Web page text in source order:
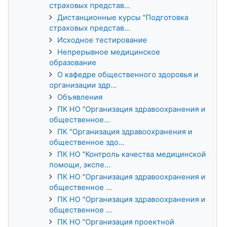
страховых представ...
Дистанционные курсы "Подготовка
страховых представ...
Исходное тестирование
Непрерывное медицинское
образование
О кафедре общественного здоровья и
организации здр...
Объявления
ПК НО "Организация здравоохранения и
общественное...
ПК "Организация здравоохранения и
общественное здо...
ПК НО "Контроль качества медицинской
помощи, экспе...
ПК НО "Организация здравоохранения и
общественное ...
ПК НО "Организация здравоохранения и
общественное ...
ПК НО "Организация проектной